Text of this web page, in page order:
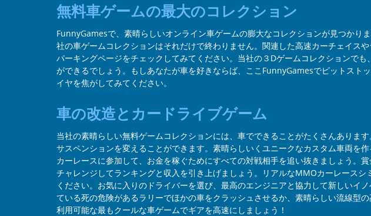
無料車ゲームの最大のコレクション
FunnyGamesで、素晴らしいオンライン車ゲームの膨大なコレクションが見つかり
社の車ゲームコレクションはそれだけで終わりません。関連した高速カーチェイス
パーキングページをチェックしてみてください。当社の３Dゲームコレクションで
ができるでしょう。もしあなたが車を好きならば、ここFunnyGamesでピットスト
イヤを焦がしてみてください。
車の改造とカードライブゲーム
当社の素晴らしい無料ゲームコレクションには、車でできることがたくさんありま
サスペンションを変えることができます。素晴らしいくユニークなカスタム車両を
カーレースに参加して、お金を稼ぐためにすべての対戦相手を追い抜きましょう。
チャレンジしてランキングと収入を引き上げましょう。リアルなMMOカーレース
ください。お気に入りのドライバーを選び、最高のエンジニアと協力して新しい
ている死の危険があるラリーでほかの車をクラッシュさせるか、素晴らしい流線
利用可能な最もクールな車ゲームでギアを高速にしましょう！